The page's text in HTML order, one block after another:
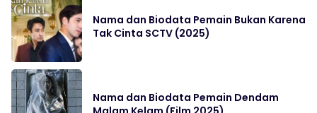
Nama dan Biodata Pemain Bukan Karena
Tak Cinta SCTV (2025)
Nama dan Biodata Pemain Dendam